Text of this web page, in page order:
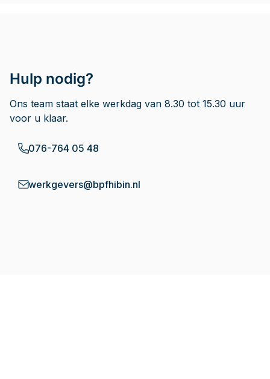
Hulp nodig?
Ons team staat elke werkdag van 8.30 tot 15.30 uur
voor u klaar.
076-764 05 48
werkgevers@bpfhibin.nl